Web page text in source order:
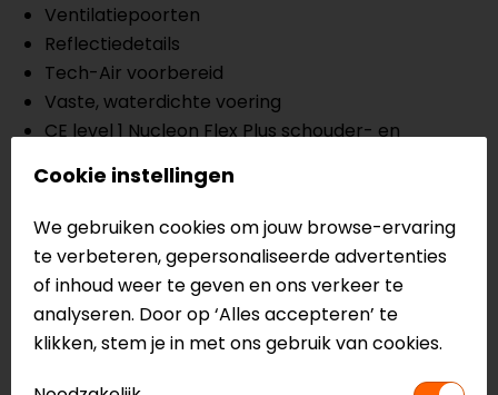
Ventilatiepoorten
Reflectiedetails
Tech-Air voorbereid
Vaste, waterdichte voering
CE level 1 Nucleon Flex Plus schouder- en
CE level A
CE II EN 17092-4:2020
Meer informatie nodig?
Heb je meer informatie nodig over dit product?
Neem dancontact met ons op of kom langs in één
Cookie instellingen
We gebruiken cookies om jouw browse-ervaring
te verbeteren, gepersonaliseerde advertenties
of inhoud weer te geven en ons verkeer te
analyseren. Door op ‘Alles accepteren’ te
klikken, stem je in met ons gebruik van cookies.